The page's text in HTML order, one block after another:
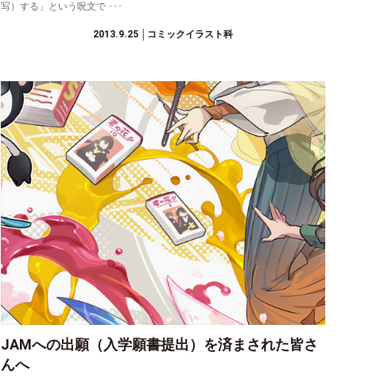
写）する」という呪文で ･･･
2013.9.25 │コミックイラスト科
JAMへの出願（入学願書提出）を済まされた皆さ
んへ